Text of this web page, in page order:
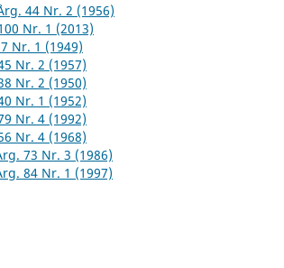
44 Nr. 2 (1956)
Nr. 1 (2013)
Nr. 1 (1949)
Nr. 2 (1957)
Nr. 2 (1950)
Nr. 1 (1952)
Nr. 4 (1992)
Nr. 4 (1968)
73 Nr. 3 (1986)
84 Nr. 1 (1997)